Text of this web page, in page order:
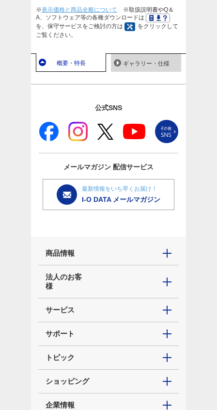
※表示価格と商品全般について ※取扱説明書やQ＆
A、ソフトウェア等の各種ダウンロードは
を、保守サービスをご検討の方は
をクリックして
ご覧ください。
概要・特長 ギャラリー・仕様
公式SNS
メールマガジン 配信サービス
最新情報をいち早くお届け！
I-O DATA メールマガジン
商品情報
法人のお客
様
サービス
サポート
トピック
ショッピング
企業情報